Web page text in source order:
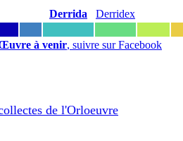
Derrida Derridex
à venir, suivre sur Facebook
de l'Orloeuvre